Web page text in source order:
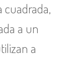
cuadrada,
a un
a